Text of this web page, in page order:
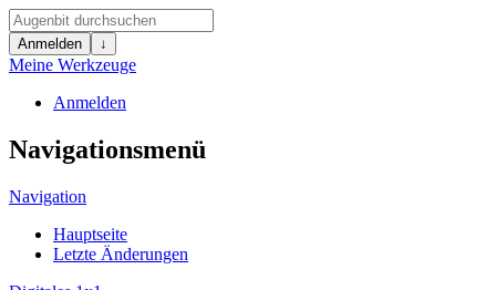
Anmelden ↓
Meine Werkzeuge
Anmelden
Navigationsmenü
Navigation
Hauptseite
Letzte Änderungen